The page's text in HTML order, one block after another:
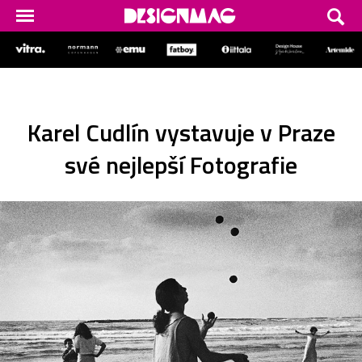
Karel Cudlín vystavuje v Praze
své nejlepší Fotografie